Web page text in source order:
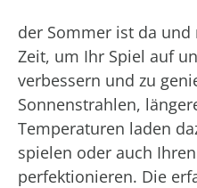
der Sommer ist da
Zeit, um Ihr Spiel auf
verbessern und zu
Sonnenstrahlen,
Temperaturen laden
spielen oder auch
perfektionieren. Die